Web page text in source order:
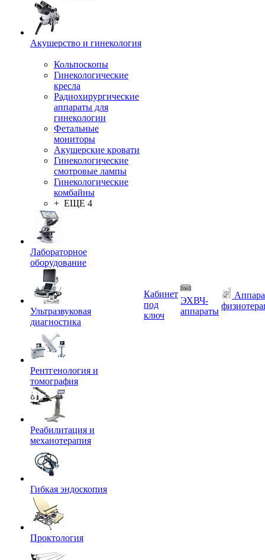
Акушерство и гинекология
Кольпоскопы
Гинекологические
кресла
Радиохирургические
аппараты для
гинекологии
Фетальные
мониторы
Акушерские кровати
Гинекологические
смотровые лампы
Гинекологические
комбайны
+ ЕЩЕ 4
Лабораторное
оборудование
Ультразвуковая
диагностика
Рентгенология и
томография
Реабилитация и
механотерапия
Гибкая эндоскопия
Проктология
Кабинет
под
ключ
ЭХВЧ-
аппараты